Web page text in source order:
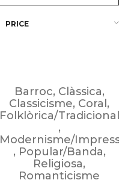
PRICE
Barroc, Clàssica,
Classicisme, Coral ,
Folklòrica/Tradicional
,
Modernisme/
, Popular/Banda,
Religiosa,
Romanticisme